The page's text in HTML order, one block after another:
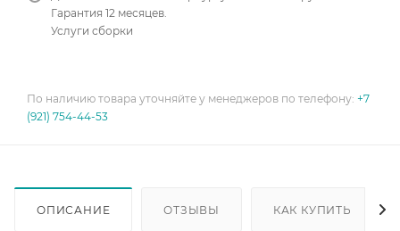
Гарантия 12 месяцев.
Услуги сборки
По наличию товара уточняйте у менеджеров по телефону: +7
(921) 754-44-53
ОПИСАНИЕ ОТЗЫВЫ КАК КУПИТЬ